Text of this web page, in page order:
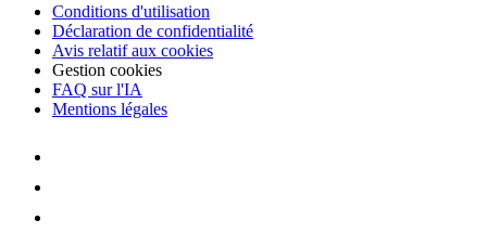
Conditions d'utilisation
Déclaration de confidentialité
Avis relatif aux cookies
Gestion cookies
FAQ sur l'IA
Mentions légales